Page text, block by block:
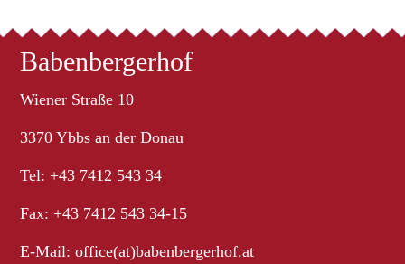
Babenbergerhof
Wiener Straße 10
3370 Ybbs an der Donau
Tel: +43 7412 543 34
Fax: +43 7412 543 34-15
E-Mail:office(at)babenbergerhof.at